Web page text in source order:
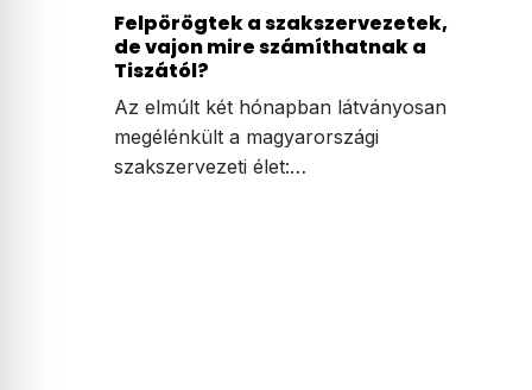
Felpörögtek a szakszervezetek,
de vajon mire számíthatnak a
Tiszától?
Az elmúlt két hónapban látványosan
megélénkült a magyarországi
szakszervezeti élet:…